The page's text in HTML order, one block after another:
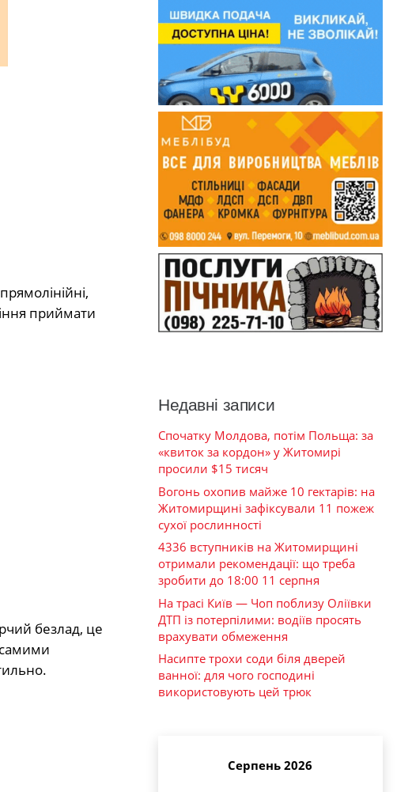
приймати
безлад, це
Недавні записи
Спочатку Молдова, потім Польща: за
«квиток за кордон» у Житомирі
просили $15 тисяч
Вогонь охопив майже 10 гектарів: на
Житомирщині зафіксували 11 пожеж
сухої рослинності
4336 вступників на Житомирщині
отримали рекомендації: що треба
зробити до 18:00 11 серпня
На трасі Київ — Чоп поблизу Оліївки
ДТП із потерпілими: водіїв просять
врахувати обмеження
Насипте трохи соди біля дверей
ванної: для чого господині
використовують цей трюк
Серпень 2026